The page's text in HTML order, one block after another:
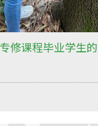
专修课程毕业学生